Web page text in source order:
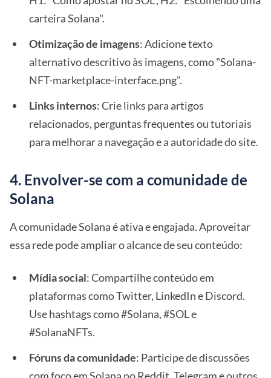
carteira Solana".
Otimização de imagens: Adicione texto
alternativo descritivo às imagens, como "Solana-
NFT-marketplace-interface.png".
Links internos: Crie links para artigos
relacionados, perguntas frequentes ou tutoriais
para melhorar a navegação e a autoridade do site.
4. Envolver-se com a comunidade de
Solana
A comunidade Solana é ativa e engajada. Aproveitar
essa rede pode ampliar o alcance de seu conteúdo:
Mídia social: Compartilhe conteúdo em
plataformas como Twitter, LinkedIn e Discord.
Use hashtags como #Solana, #SOL e
#SolanaNFTs.
Fóruns da comunidade: Participe de discussões